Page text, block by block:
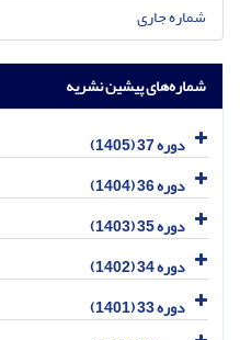
شماره جاری
شماره‌های پیشین نشریه
دوره 37 (1405)
دوره 36 (1404)
دوره 35 (1403)
دوره 34 (1402)
دوره 33 (1401)